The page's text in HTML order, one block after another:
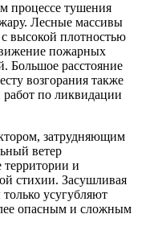
процессе тушения
Лесные массивы
высокой плотностью
пожарных
Большое расстояние
возгорания также
работ по ликвидации
затрудняющим
ветер
территории и
стихии. Засушливая
усугубляют
опасным и сложным